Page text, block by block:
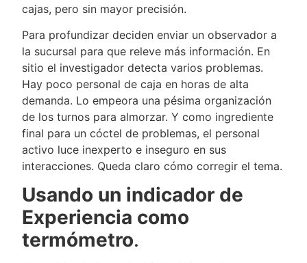
cajas, pero sin mayor precisión.
Para profundizar deciden enviar un observador a
la sucursal para que releve más información. En
sitio el investigador detecta varios problemas.
Hay poco personal de caja en horas de alta
demanda. Lo empeora una pésima organización
de los turnos para almorzar. Y como ingrediente
final para un cóctel de problemas, el personal
activo luce inexperto e inseguro en sus
interacciones. Queda claro cómo corregir el tema.
Usando un indicador de
Experiencia como
termómetro.